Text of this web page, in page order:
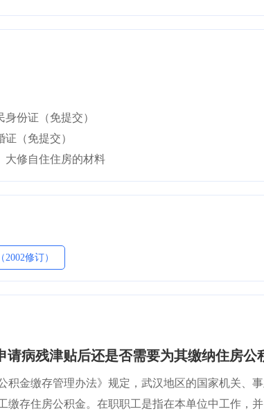
份证（免提交）
（免提交）
大修自住住房的材料
修订）
请病残津贴后还是否需要为其缴纳住房公
积金缴存管理办法》规定，武汉地区的国家机关、
缴存住房公积金。在职职工是指在本单位中工作，